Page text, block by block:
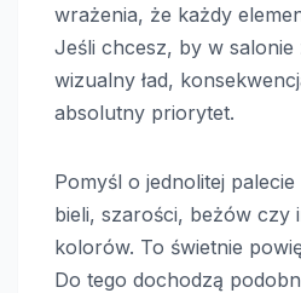
wrażenia, że każdy
Jeśli chcesz, by w salonie
wizualny ład,
absolutny priorytet.
Pomyśl o jednolitej
bieli, szarości, beżów czy
kolorów. To świetnie
Do tego dochodzą